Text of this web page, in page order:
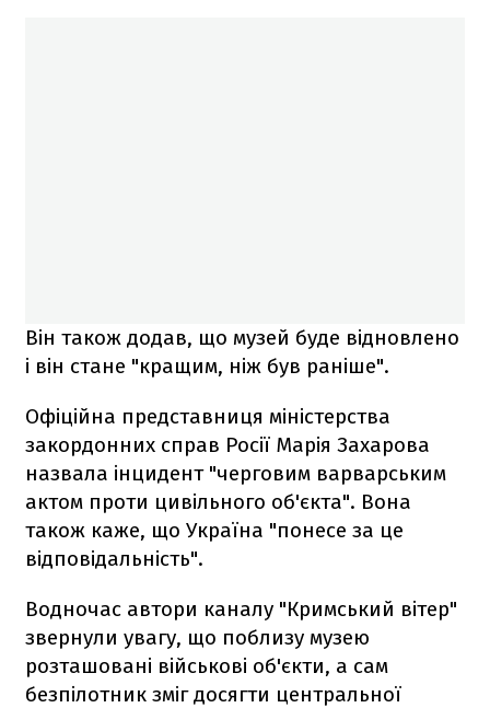
Він також додав, що музей буде відновлено
і він стане "кращим, ніж був раніше".
Офіційна представниця міністерства
закордонних справ Росії Марія Захарова
назвала інцидент "черговим варварським
актом проти цивільного об'єкта". Вона
також каже, що Україна "понесе за це
відповідальність".
Водночас автори каналу "Кримський вітер"
звернули увагу, що поблизу музею
розташовані військові об'єкти, а сам
безпілотник зміг досягти центральної